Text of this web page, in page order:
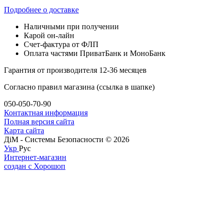
Подробнее о доставке
Наличными при получении
Карой он-лайн
Счет-фактура от ФЛП
Оплата частями ПриватБанк и МоноБанк
Гарантия от производителя 12-36 месяцев
Согласно правил магазина (ссылка в шапке)
050-050-70-90
Контактная информация
Полная версия сайта
Карта сайта
ДіМ - Системы Безопасности © 2026
Укр Рус
Интернет-магазин
создан с Хорошоп